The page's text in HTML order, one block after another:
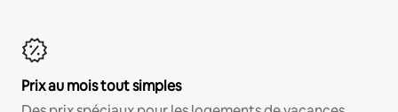
Prix au mois tout simples